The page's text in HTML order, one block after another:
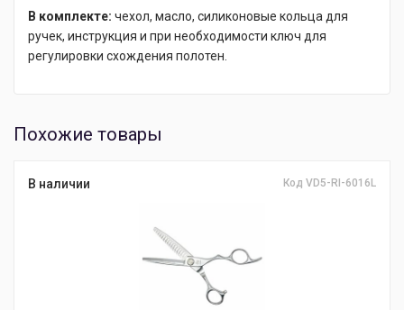
В комплекте: чехол, масло, силиконовые кольца для
ручек, инструкция и при необходимости ключ для
регулировки схождения полотен.
Похожие товары
В наличии Код VD5-RI-6016L